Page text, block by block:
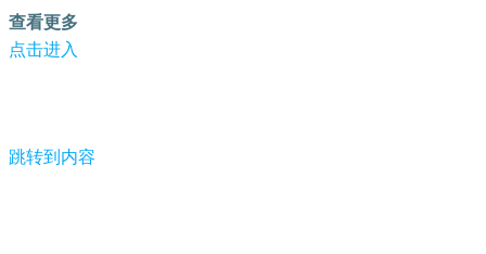
查看更多
点击进入
跳转到内容